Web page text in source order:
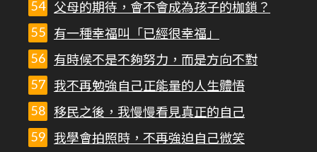
父母的期待，會不會成為孩子的枷鎖？
有一種幸福叫「已經很幸福」
有時候不是不夠努力，而是方向不對
我不再勉強自己正能量的人生體悟
移民之後，我慢慢看見真正的自己
我學會拍照時，不再強迫自己微笑